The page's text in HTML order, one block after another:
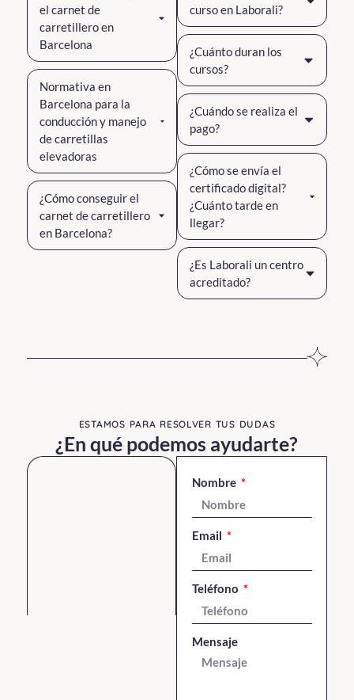
el carnet de
carretillero en
Barcelona
Normativa en
Barcelona para la
conducción y manejo
de carretillas
elevadoras
¿Cómo conseguir el
carnet de carretillero
en Barcelona?
curso en Laborali?
¿Cuánto duran los
cursos?
¿Cuándo se realiza el
pago?
¿Cómo se envía el
certificado digital?
¿Cuánto tarde en
llegar?
¿Es Laborali un centro
acreditado?
ESTAMOS PARA RESOLVER TUS DUDAS​
¿En qué podemos ayudarte?
Nombre
Email
Teléfono
Mensaje